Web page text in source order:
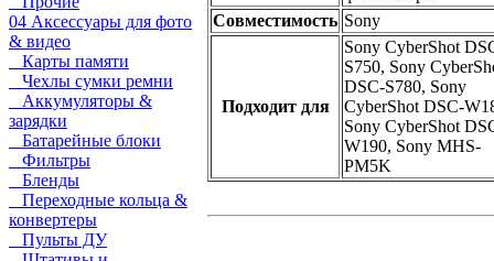
04 Аксессуары для фото
& видео
Карты памяти
Чехлы сумки ремни
Аккумуляторы &
зарядки
Батарейные блоки
Фильтры
Бленды
Переходные кольца &
конвертеры
Пульты ДУ
Совместимость Sony
Подходит для
Sony CyberShot
S750, Sony
DSC-S780, Sony
CyberShot DSC-
Sony CyberShot
W190, Sony MHS-
PM5K